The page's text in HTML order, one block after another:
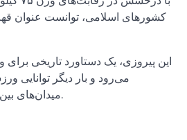
کشورهای اسلامی، توانست عنوان
این پیروزی، یک دستاورد تاریخی
می‌رود و بار دیگر توانایی
میدان‌های بین‌المللی به نمایش گذاشت.